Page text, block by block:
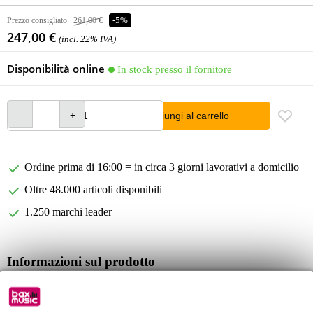
Prezzo consigliato 261,00 € -5%
247,00 € (incl. 22% IVA)
Disponibilità online In stock presso il fornitore
Aggiungi al carrello
Ordine prima di 16:00 = in circa 3 giorni lavorativi a domicilio
Oltre 48.000 articoli disponibili
1.250 marchi leader
Informazioni sul prodotto
custodia morbida per chitarra acustica
specialmente per chitarre con corpo più piccolo